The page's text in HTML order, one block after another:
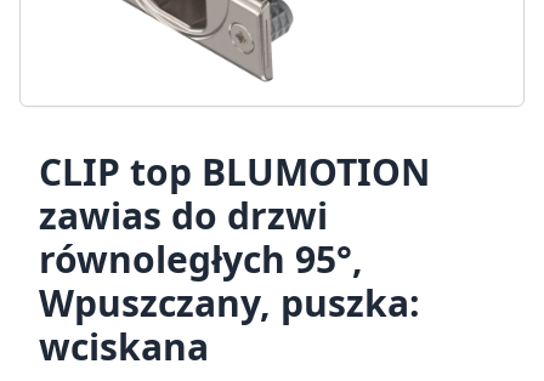
CLIP top BLUMOTION
zawias do drzwi
równoległych 95°,
Wpuszczany, puszka:
wciskana